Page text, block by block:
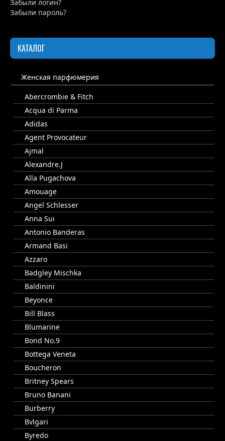
Забыли логин?
Забыли пароль?
КАТАЛОГ
Женская парфюмерия
Abercrombie & Fitch
Acqua di Parma
Adidas
Agent Provocateur
Ajmal
Alexandre.J
Alla Pugachova
Amouage
Angel Schlesser
Anna Sui
Antonio Banderas
Armand Basi
Azzaro
Badgley Mischka
Baldinini
Beyonce
Bill Blass
Blumarine
Bond No.9
Bottega Veneta
Boucheron
Britney Spears
Bruno Banani
Burberry
Bvlgari
Byredo